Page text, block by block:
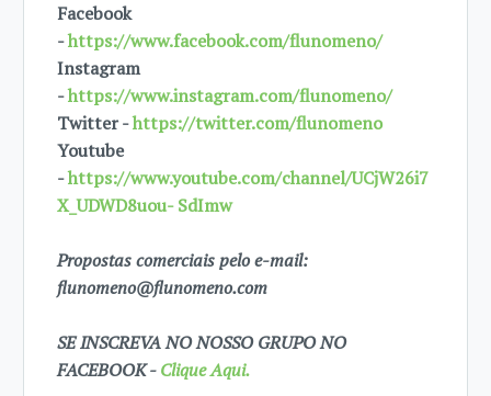
Facebook
-https://www.facebook.com/flunomeno/
Instagram
-https://www.instagram.com/flunomeno/
Twitter -https://twitter.com/flunomeno
Youtube
-https://www.youtube.com/channel/UCjW26i7
X_UDWD8uou- SdImw
Propostas comerciais pelo e-mail:
flunomeno@flunomeno.com
SE INSCREVA NO NOSSO GRUPO NO
FACEBOOK -Clique Aqui.